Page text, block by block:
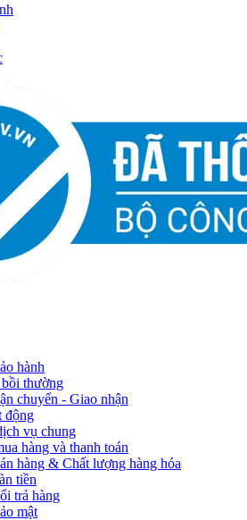
hành
thường
chuyển - Giao nhận
động
vụ chung
hàng và thanh toán
hàng & Chất lượng hàng hóa
tiền
trả hàng
mật